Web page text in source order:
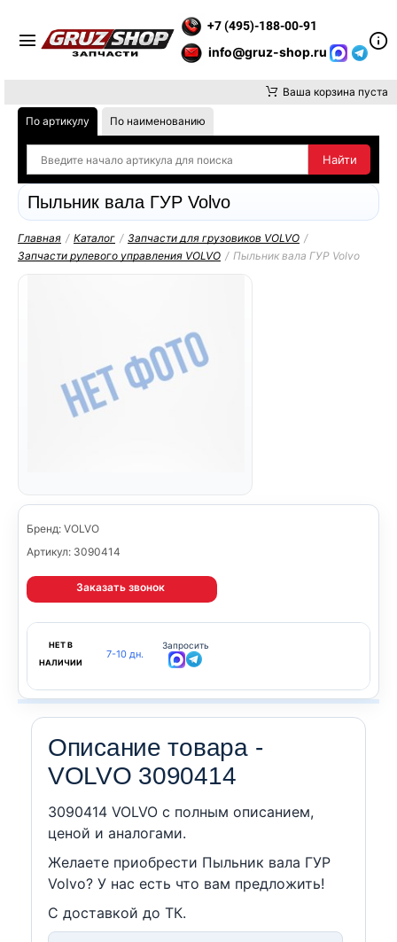
+7 (495)-188-00-91
info@gruz-shop.ru
Ваша корзина пуста
По артикулу По наименованию
Пыльник вала ГУР Volvo
Главная / Каталог / Запчасти для грузовиков VOLVO /
Запчасти рулевого управления VOLVO / Пыльник вала ГУР Volvo
Бренд: VOLVO
Артикул: 3090414
Заказать звонок
НЕТ В
НАЛИЧИИ
7-10 дн.
Запросить
Описание товара -
VOLVO 3090414
3090414 VOLVO c полным описанием,
ценой и аналогами.
Желаете приобрести Пыльник вала ГУР
Volvo? У нас есть что вам предложить!
С доставкой до ТК.